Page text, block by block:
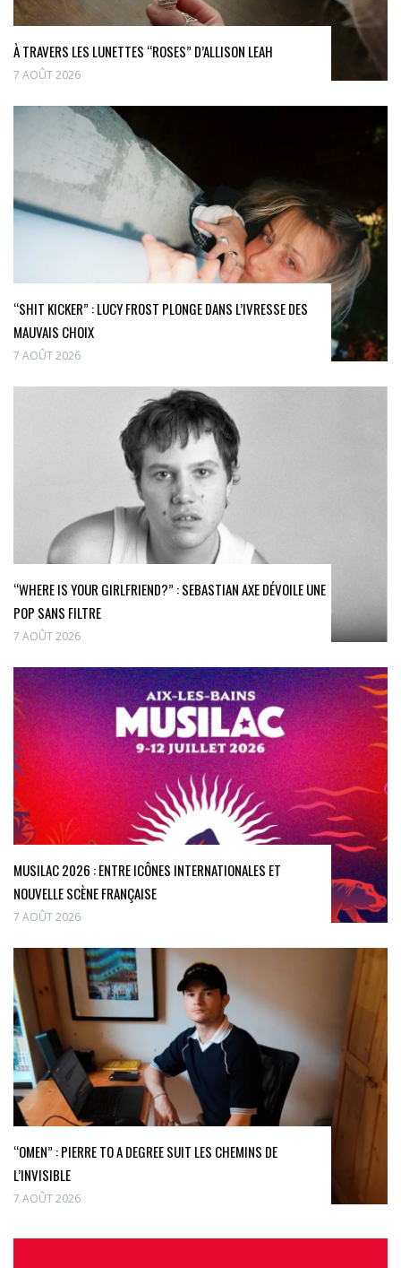
À TRAVERS LES LUNETTES “ROSES” D’ALLISON LEAH
7 AOÛT 2026
“SHIT KICKER” : LUCY FROST PLONGE DANS L’IVRESSE DES
MAUVAIS CHOIX
7 AOÛT 2026
“WHERE IS YOUR GIRLFRIEND?” : SEBASTIAN AXE DÉVOILE UNE
POP SANS FILTRE
7 AOÛT 2026
MUSILAC 2026 : ENTRE ICÔNES INTERNATIONALES ET
NOUVELLE SCÈNE FRANÇAISE
7 AOÛT 2026
“OMEN” : PIERRE TO A DEGREE SUIT LES CHEMINS DE
L’INVISIBLE
7 AOÛT 2026